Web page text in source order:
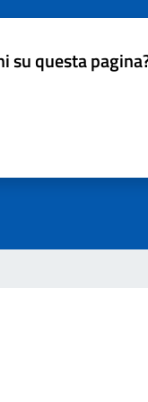
su questa